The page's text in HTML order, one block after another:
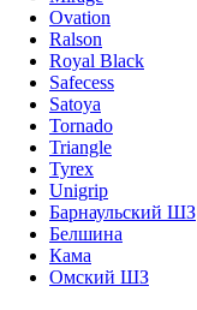
Ovation
Ralson
Royal Black
Safecess
Satoya
Tornado
Triangle
Tyrex
Unigrip
Барнаульский ШЗ
Белшина
Кама
Омский ШЗ